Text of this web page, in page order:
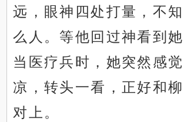
远，眼神四处打量，不
么人。等他回过神看到
当医疗兵时，她突然感
凉，转头一看，正好和
对上。